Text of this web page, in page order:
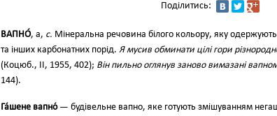
Поділитись:
ВАПНО́, а, с. Мінеральна речовина білого кольору, яку
та інших карбонатних порід. Я мусив обминати цілі гори
(Коцюб., II, 1955, 402); Він пильно оглянув заново вимазані
144).
Га́шене вапно́— будівельне вапно, яке готують змішуванням